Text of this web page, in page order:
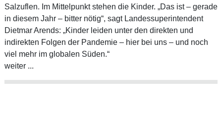
Salzuflen. Im Mittelpunkt stehen die Kinder. „Das ist – gerade
in diesem Jahr – bitter nötig“, sagt Landessuperintendent
Dietmar Arends: „Kinder leiden unter den direkten und
indirekten Folgen der Pandemie – hier bei uns – und noch
viel mehr im globalen Süden.“
weiter ...